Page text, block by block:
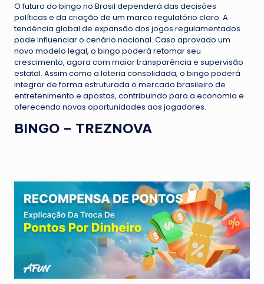
O futuro do bingo no Brasil dependerá das decisões
políticas e da criação de um marco regulatório claro. A
tendência global de expansão dos jogos regulamentados
pode influenciar o cenário nacional. Caso aprovado um
novo modelo legal, o bingo poderá retomar seu
crescimento, agora com maior transparência e supervisão
estatal. Assim como a loteria consolidada, o bingo poderá
integrar de forma estruturada o mercado brasileiro de
entretenimento e apostas, contribuindo para a economia e
oferecendo novas oportunidades aos jogadores.
BINGO – TREZNOVA